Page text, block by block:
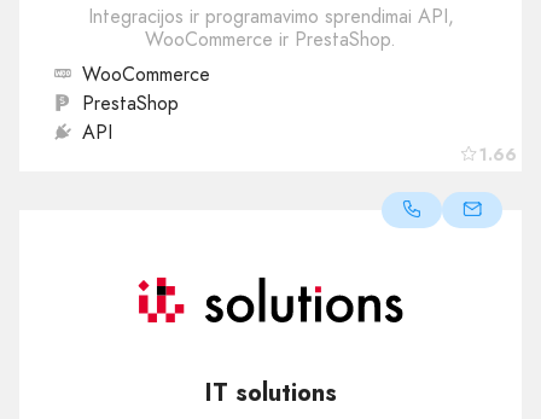
1.66
Integracijos ir programavimo sprendimai API,
WooCommerce ir PrestaShop.
WooCommerce
PrestaShop
API
IT solutions